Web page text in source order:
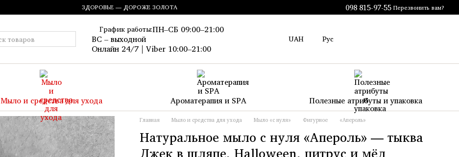
ЗДОРОВЬЕ — ДОРОЖЕ ЗОЛОТА 098 815-97-55 Перезвонить вам?
График работы:ПН–СБ 09:00–21:00
ВС – выходной
Онлайн 24/7 | Viber 10:00–21:00
UAH Рус
Мыло и средства для ухода Ароматерапия и SPA Полезные атрибуты и упаковка
Главная Мыло и средства для ухода Мыло «с нуля» Фигурное «Апероль»
Натуральное мыло с нуля «Апероль» — тыква